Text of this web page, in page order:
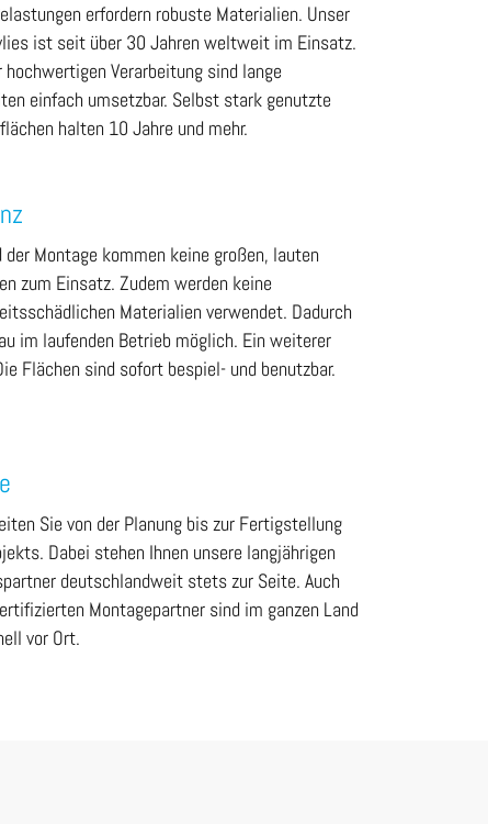
erfordern robuste Materialien. Unser
ist seit über 30 Jahren weltweit im Einsatz.
hochwertigen Verarbeitung sind lange
einfach umsetzbar. Selbst stark genutzte
halten 10 Jahre und mehr.
der Montage kommen keine großen, lauten
zum Einsatz. Zudem werden keine
Materialien verwendet. Dadurch
im laufenden Betrieb möglich. Ein weiterer
Flächen sind sofort bespiel- und benutzbar.
Sie von der Planung bis zur Fertigstellung
Dabei stehen Ihnen unsere langjährigen
deutschlandweit stets zur Seite. Auch
Montagepartner sind im ganzen Land
vor Ort.